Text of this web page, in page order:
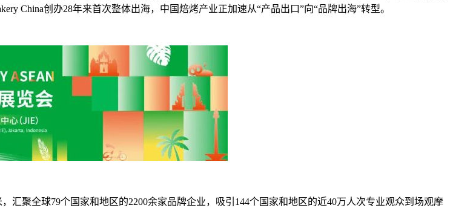
China创办28年来首次整体出海，中国焙烤产业正加速从“产品出口”向“品牌出海”转型。
汇聚全球79个国家和地区的2200余家品牌企业，吸引144个国家和地区的近40万人次专业观众到场观摩